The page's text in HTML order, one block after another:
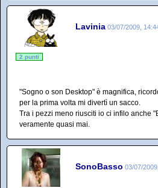
Lavinia 03/07/2009,
2 punti
"Sogno o son Desktop" è magnifica,
per la prima volta mi divertì un sacco.
Tra i pezzi meno riusciti io ci infilo anche
veramente quasi mai.
SonoBasso 03/07/